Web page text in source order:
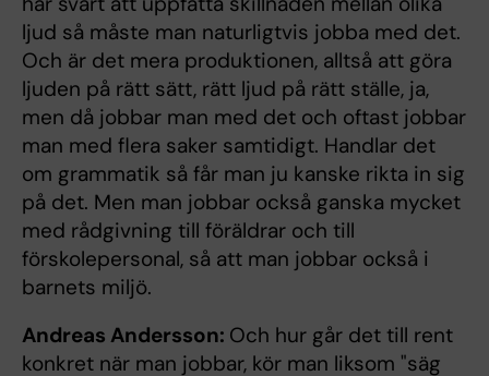
ljud så måste man naturligtvis jobba med det.
Och är det mera produktionen, alltså att göra
ljuden på rätt sätt, rätt ljud på rätt ställe, ja,
men då jobbar man med det och oftast jobbar
man med flera saker samtidigt. Handlar det
om grammatik så får man ju kanske rikta in sig
på det. Men man jobbar också ganska mycket
med rådgivning till föräldrar och till
förskolepersonal, så att man jobbar också i
barnets miljö.
Andreas Andersson: Och hur går det till rent
konkret när man jobbar, kör man liksom "säg